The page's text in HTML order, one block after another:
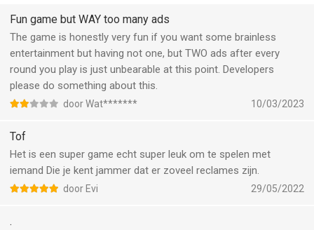
Fun game but WAY too many ads
The game is honestly very fun if you want some brainless
entertainment but having not one, but TWO ads after every
round you play is just unbearable at this point. Developers
please do something about this.
door Wat******* 10/03/2023
Tof
Het is een super game echt super leuk om te spelen met
iemand Die je kent jammer dat er zoveel reclames zijn.
door Evi 29/05/2022
.